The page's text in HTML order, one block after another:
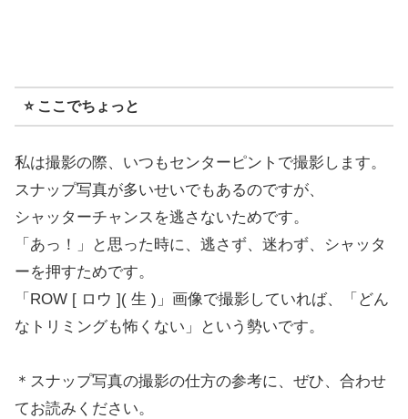
⭐️ ここでちょっと
私は撮影の際、いつもセンターピントで撮影します。
スナップ写真が多いせいでもあるのですが、
シャッターチャンスを逃さないためです。
「あっ！」と思った時に、逃さず、迷わず、シャッタ
ーを押すためです。
「ROW [ ロウ ]( 生 )」画像で撮影していれば、「どん
なトリミングも怖くない」という勢いです。
＊スナップ写真の撮影の仕方の参考に、ぜひ、合わせ
てお読みください。